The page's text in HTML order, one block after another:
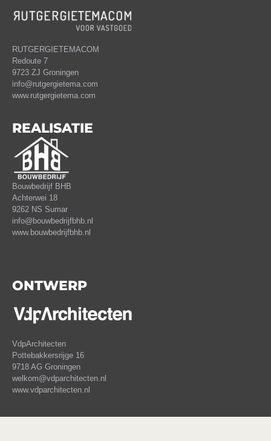
RUTGERGIETEMACOM
Redoute 7
9723 ZJ Groningen
info@rutgergietema.com
www.rutgergietema.com
REALISATIE
Bouwbedrijf BHB
Achterwei 18
9262 NS Sumar
info@bouwbedrijfbhb.nl
www.bouwbedrijfbhb.nl
ONTWERP
VdpArchitecten
Pottebakkersrijge 16
9718 AG Groningen
welkom@vdparchitecten.nl
www.vdparchitecten.nl